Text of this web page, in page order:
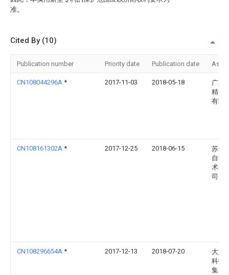
准。
Cited By (10)
Publication number Priority date Publication date
CN108044296A * 2017-11-03 2018-05-18
广东
精密
有限
CN108161302A * 2017-12-25 2018-06-15
苏州
自动
术有
司
CN108296654A * 2017-12-13 2018-07-20
大族
科技
集团